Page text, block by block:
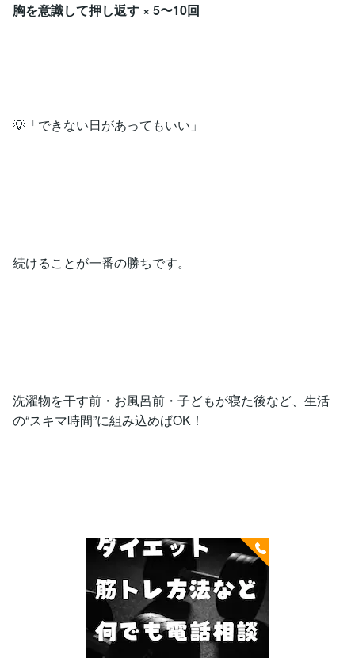
胸を意識して押し返す × 5〜10回
💡「できない日があってもいい」
続けることが一番の勝ちです。
洗濯物を干す前・お風呂前・子どもが寝た後など、生活
の“スキマ時間”に組み込めばOK！